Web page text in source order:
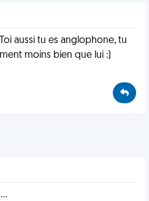
aussi tu es anglophone, tu
moins bien que lui :)